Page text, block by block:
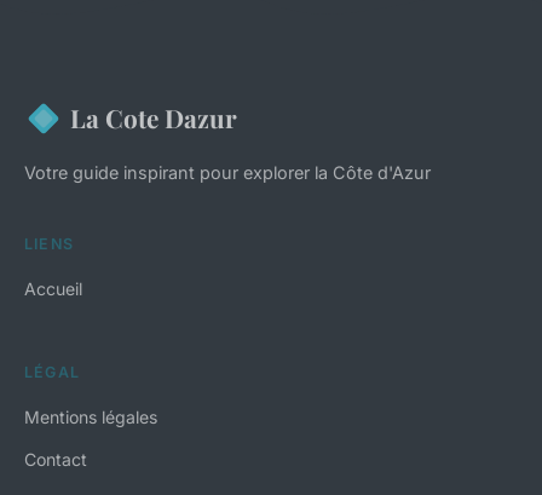
La Cote Dazur
Votre guide inspirant pour explorer la Côte d'Azur
LIENS
Accueil
LÉGAL
Mentions légales
Contact